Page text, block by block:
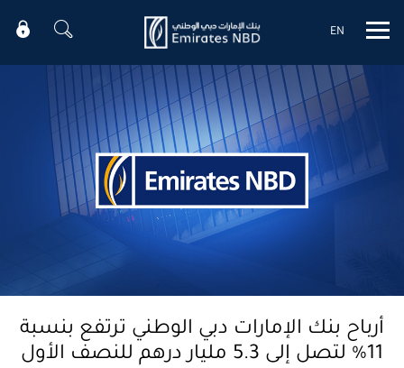
Mobile menu
EN
أرباح بنك الإمارات دبي الوطني ترتفع بنسبة
11% لتصل إلى 5.3 مليار درهم للنصف الأول